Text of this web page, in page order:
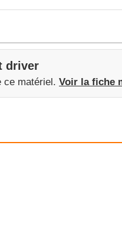
driver
ce matériel. Voir la fiche